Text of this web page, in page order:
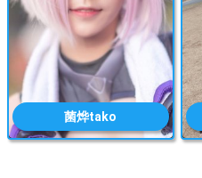
菌烨tako